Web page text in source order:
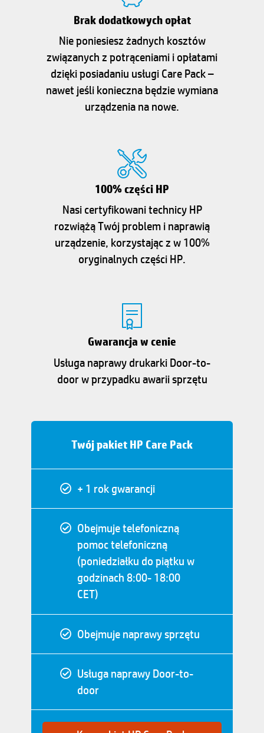
Brak dodatkowych opłat
Nie poniesiesz żadnych kosztów
związanych z potrąceniami i opłatami
dzięki posiadaniu usługi Care Pack –
nawet jeśli konieczna będzie wymiana
urządzenia na nowe.
100% części HP
Nasi certyfikowani technicy HP
rozwiążą Twój problem i naprawią
urządzenie, korzystając z w 100%
oryginalnych części HP.
Gwarancja w cenie
Usługa naprawy drukarki Door-to-
door w przypadku awarii sprzętu
Twój pakiet HP Care Pack
+ 1 rok gwarancji
Obejmuje telefoniczną
pomoc telefoniczną
(poniedziałku do piątku w
godzinach 8:00- 18:00
CET)
Obejmuje naprawy sprzętu
Usługa naprawy Door-to-
door